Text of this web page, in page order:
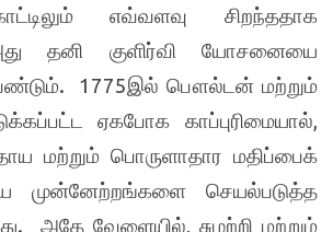
எவ்வளவு சிறந்ததாக
தனி குளிர்வி யோசனையை
1775இல் பௌல்டன் மற்றும்
ஏகபோக காப்புரிமையால்,
மற்றும் பொருளாதார மதிப்பைக்
முன்னேற்றங்களை செயல்படுத்த
அதே வேளையில், சுழற்றி மற்றும்